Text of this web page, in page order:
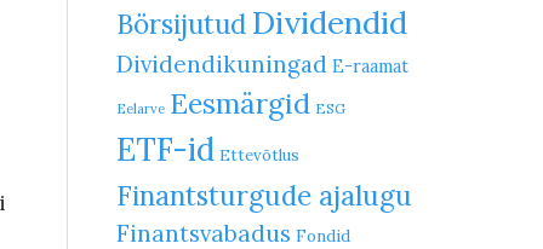
Börsijutud Dividendid
Dividendikuningad E-raamat
Eelarve Eesmärgid ESG
ETF-id Ettevõtlus
Finantsturgude ajalugu
Finantsvabadus Fondid